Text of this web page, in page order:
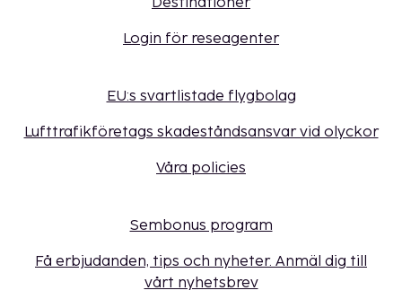
Login för reseagenter
EU:s svartlistade flygbolag
Lufttrafikföretags skadeståndsansvar vid olyckor
Våra policies
Sembonus program
Få erbjudanden, tips och nyheter. Anmäl dig till
vårt nyhetsbrev